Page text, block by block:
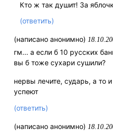
Кто ж так душит! За
(ответить)
(написано анонимно)
гм... а если б 10 русских
вы б тоже сухари сушили?
нервы лечите, сударь, а то
успеют
(ответить)
(написано анонимно)